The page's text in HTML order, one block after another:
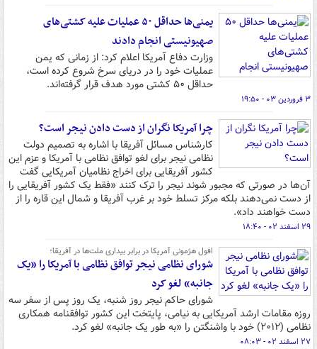
یمنی‌ها حداقل ۵۰ عملیات علیه کشتی‌های
صهیونیستی انجام دادند
وزارت دفاع آمریکا اعلام کرد: از زمانی که یمن
عملیات خود را در دریای سرخ شروع کرده است،
حداقل ۵۰ کشتی مورد هدف قرار گرفته‌اند.
۳ فروردین ۰۳ - ۱۹:۵۰
چرا آمریکا نگران از دست دادن نیجر است؟
کارشناس مسائل آفریقا با اشاره به تصمیم دولت
نظامی نیجر برای لغو توافق نظامی با آمریکا و عزم این
کشور آفریقایی برای اخراج نظامیان آمریکایی گفت
آن‌ها در صورتی که مجبور شوند نیجر را ترک کنند «فقط یک کشور آفریقایی را
از دست نمی‌دهند بلکه مرکز تسلط خود بر غرب آفریقا و شمال این قاره را از
دست خواهند داد».
۲۹ اسفند ۰۲ - ۱۸:۴۰
افول هژمونی آمریکا در برابر بیداری ملت‌ها در آفریقا؛
شورای نظامی نیجر توافق نظامی با آمریکا را «یک
جانبه» لغو کرد
شورای حاکم نیجر روز شنبه، یک روز پس از سفر سه
روزه مقامات ارشد آمریکایی به نیامی، پایتخت این کشور توافقنامه همکاری
نظامی (۲۰۱۲) خود با واشنگتن را «به طور یک جانبه» لغو کرد.
۲۷ اسفند ۰۲ - ۰۸:۰۳